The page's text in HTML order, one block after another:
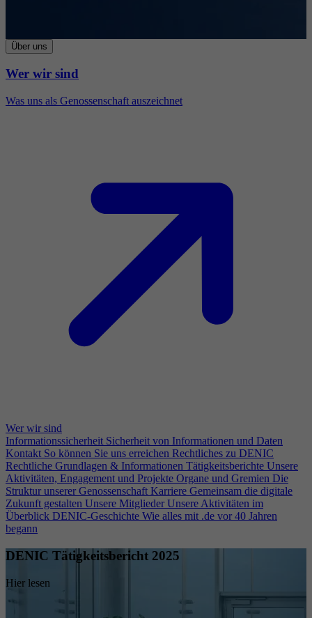
Über uns
Wer wir sind
Was uns als Genossenschaft auszeichnet
Wer wir sind
Informationssicherheit Sicherheit von Informationen und Daten
Kontakt So können Sie uns erreichen Rechtliches zu DENIC
Rechtliche Grundlagen & Informationen Tätigkeitsberichte Unsere
Aktivitäten, Engagement und Projekte Organe und Gremien Die
Struktur unserer Genossenschaft Karriere Gemeinsam die digitale
Zukunft gestalten Unsere Mitglieder Unsere Aktivitäten im
Überblick DENIC-Geschichte Wie alles mit .de vor 40 Jahren
begann
DENIC Tätigkeitsbericht 2025
Hier lesen